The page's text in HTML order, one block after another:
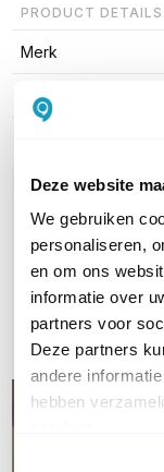
Deze website
We gebruiken
personaliseren,
en om ons
informatie over
partners voor
Deze partners
andere
hebben
PRODUCT DETAILS
Merk
Artikelnummer
WIL
Bel
E-